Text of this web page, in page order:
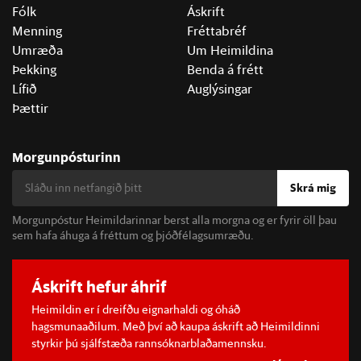
Fólk
Menning
Umræða
Þekking
Lífið
Þættir
Áskrift
Fréttabréf
Um Heimildina
Benda á frétt
Auglýsingar
Morgunpósturinn
Skrá mig
Morgunpóstur Heimildarinnar berst alla morgna og er fyrir öll þau
sem hafa áhuga á fréttum og þjóðfélagsumræðu.
Áskrift hefur áhrif
Heimildin er í dreifðu eignarhaldi og óháð
hagsmunaaðilum. Með því að kaupa áskrift að Heimildinni
styrkir þú sjálfstæða rannsóknarblaðamennsku.